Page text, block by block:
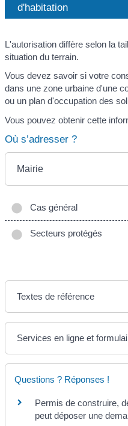
d'habitation
L'autorisation diffère selon la
situation du terrain.
Vous devez savoir si votre
dans une zone urbaine d'une
ou un plan d'occupation des
Vous pouvez obtenir cette
Où s’adresser ?
Mairie
Cas général
Secteurs protégés
Textes de référence
Services en ligne et
Questions ? Réponses !
Permis de construire,
peut déposer une